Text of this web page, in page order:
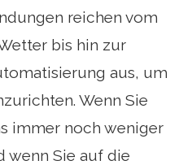
reichen vom
bis hin zur
aus, um
Wenn Sie
immer noch weniger
wenn Sie auf die